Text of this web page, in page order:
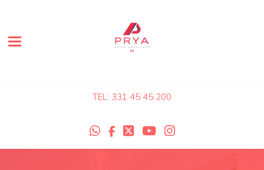
Toggle navigation
TEL: 331 45 45 200